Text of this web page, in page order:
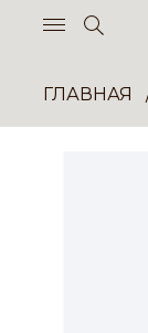
ГЛАВНАЯ